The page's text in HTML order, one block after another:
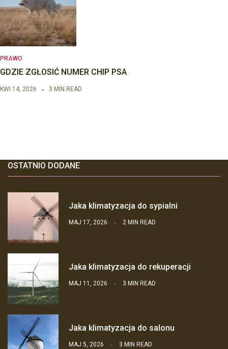
PRAWO
GDZIE ZGŁOSIĆ NUMER CHIP PSA
KWI 14, 2026 3 MIN READ
OSTATNIO DODANE
Jaka klimatyzacja do sypialni
MAJ 17, 2026 2 MIN READ
Jaka klimatyzacja do rekuperacji
MAJ 11, 2026 3 MIN READ
Jaka klimatyzacja do salonu
MAJ 5, 2026 3 MIN READ